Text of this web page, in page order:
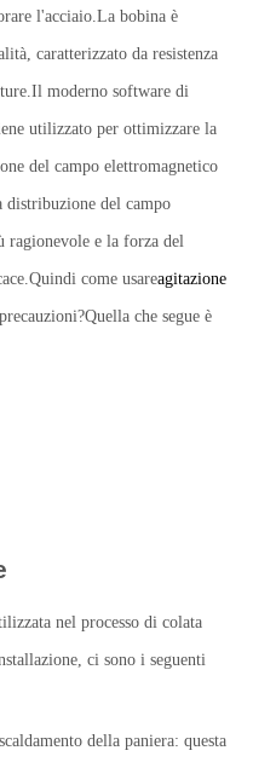
l'acciaio.La bobina è
caratterizzato da resistenza
moderno software di
utilizzato per ottimizzare la
del campo elettromagnetico
del campo
ragionevole e la forza del
come usareagitazione
che segue è
nel processo di colata
ci sono i seguenti
della paniera: questa